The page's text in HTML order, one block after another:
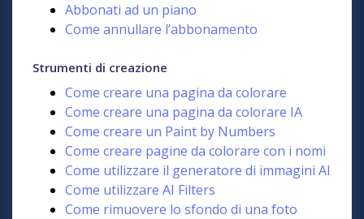
Abbonati ad un piano
Come annullare l’abbonamento
Strumenti di creazione
Come creare una pagina da colorare
Come creare una pagina da colorare IA
Come creare un Paint by Numbers
Come creare pagine da colorare con i nomi
Come utilizzare il generatore di immagini AI
Come utilizzare AI Filters
Come rimuovere lo sfondo di una foto